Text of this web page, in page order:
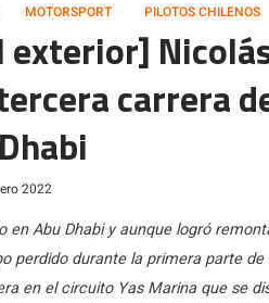
MOTORSPORT PILOTOS CHILENOS
exterior]
carrera
2022
en Abu Dhabi y aunque logró
perdido durante la primera parte
en el circuito Yas Marina que se